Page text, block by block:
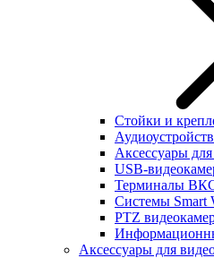
Стойки и
Аксессуары
USB-
Терминалы
Системы Smart
PTZ
Аксессуары для